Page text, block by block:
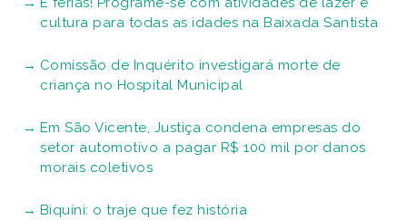
cultura para todas as idades na Baixada Santista
Comissão de Inquérito investigará morte de
criança no Hospital Municipal
Em São Vicente, Justiça condena empresas do
setor automotivo a pagar R$ 100 mil por danos
morais coletivos
Biquíni: o traje que fez história